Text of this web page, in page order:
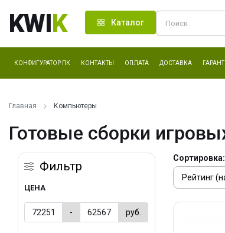
KWIK Каталог
КОНФИГУРАТОР ПК КОНТАКТЫ ОПЛАТА ДОСТАВКА
Главная Компьютеры
Готовые сборки
Фильтр
ЦЕНА
- руб.
Сортировка: